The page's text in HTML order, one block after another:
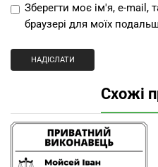
Зберегти моє ім'я, e-mail,
браузері для моїх
Схожі